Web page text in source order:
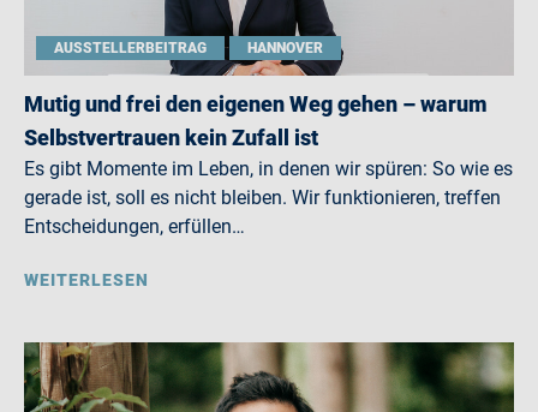
AUSSTELLERBEITRAG HANNOVER
Mutig und frei den eigenen Weg gehen – warum
Selbstvertrauen kein Zufall ist
Es gibt Momente im Leben, in denen wir spüren: So wie es
gerade ist, soll es nicht bleiben. Wir funktionieren, treffen
Entscheidungen, erfüllen…
WEITERLESEN